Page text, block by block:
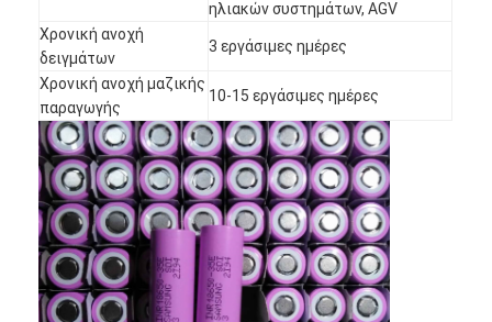
Γύρος εργοστασίων
Ποιοτικός έλεγχος
Μας ελάτε σε επαφή με
Ειδήσεις
Συνομιλία τώρα
ηλιακών συστημάτων, AGV
Χρονική ανοχή
δειγμάτων
3 εργάσιμες ημέρες
Χρονική ανοχή μαζικής
παραγωγής
10-15 εργάσιμες ημέρες